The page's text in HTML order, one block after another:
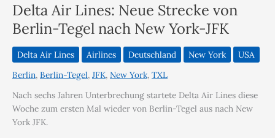
Delta Air Lines: Neue Strecke von
Berlin-Tegel nach New York-JFK
Delta Air Lines Airlines Deutschland New York
USA
Berlin, Berlin-Tegel, JFK, New York, TXL
Nach sechs Jahren Unterbrechung startete Delta Air Lines diese
Woche zum ersten Mal wieder von Berlin-Tegel aus nach New
York JFK.